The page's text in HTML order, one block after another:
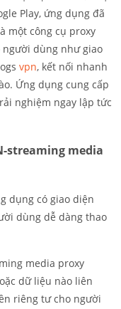
Play, ứng dụng đã
một công cụ proxy
dùng như giao
vpn, kết nối nhanh
Ứng dụng cung cấp
nghiệm ngay lập tức
streaming media
dụng có giao diện
dùng dễ dàng thao
media proxy
dữ liệu nào liên
riêng tư cho người